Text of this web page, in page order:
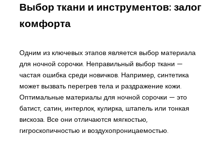
Выбор ткани и инструментов: залог
комфорта
Одним из ключевых этапов является выбор материала
для ночной сорочки. Неправильный выбор ткани —
частая ошибка среди новичков. Например, синтетика
может вызвать перегрев тела и раздражение кожи.
Оптимальные материалы для ночной сорочки — это
батист, сатин, интерлок, кулирка, штапель или тонкая
вискоза. Все они отличаются мягкостью,
гигроскопичностью и воздухопроницаемостью.